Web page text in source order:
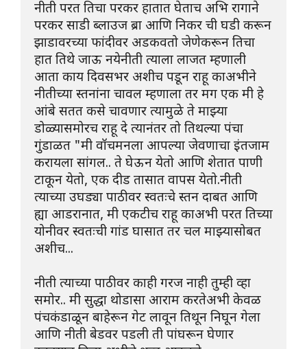
नीती परत तिचा परकर हातात घेताच अभि रागाने
परकर साडी ब्लाउज ब्रा आणि निकर ची घडी करून
झाडावरच्या फांदीवर अडकवतो जेणेकरून तिचा
हात तिथे जाऊ नयेनीती त्याला लाजत म्हणाली
आता काय दिवसभर अशीच पडून राहू काअभीने
नीतीच्या स्तनांना चावल म्हणाला तर मग एक मी हे
आंबे सतत कसे चावणार त्यामुळे ते माझ्या
डोळ्यासमोरच राहू दे त्यानंतर तो तिथल्या पंचा
गुंडाळत "मी वॉचमनला आपल्या जेवणाचा इंतजाम
करायला सांगल.. ते घेऊन येतो आणि शेतात पाणी
टाकून येतो, एक दीड तासात वापस येतो.नीती
त्याच्या उघड्या पाठीवर स्वतःचे स्तन दाबत आणि
ह्या आडरानात, मी एकटीच राहू काअभी परत तिच्या
योनीवर स्वतःची गांड घासात तर चल माझ्यासोबत
अशीच...
नीती त्याच्या पाठीवर काही गरज नाही तुम्ही व्हा
समोर.. मी सुद्धा थोडासा आराम करतेअभी केवळ
पंचकंडाळून बाहेरून गेट लावून तिथून निघून गेला
आणि नीती बेडवर पडली ती पांघरून घेणार